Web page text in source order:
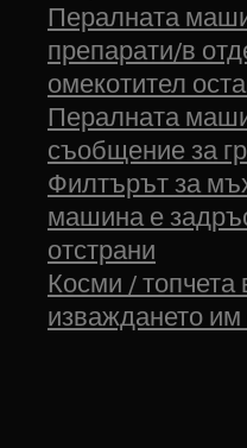
Пералната
препарати/в
омекотител
Пералната
съобщение за
Филтърът за
машина е
отстрани
Косми / топчета
изваждането им